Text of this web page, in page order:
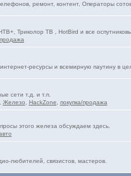
ремонт, контент, Операторы
Триколор ТВ , HotBird и все
ресурсы и всемирную паутину в
сети т.д. и т.п.
Железо HackZone покупка/продажа
этого железа обсуждаем здесь.
любителей, связистов, мастеров.